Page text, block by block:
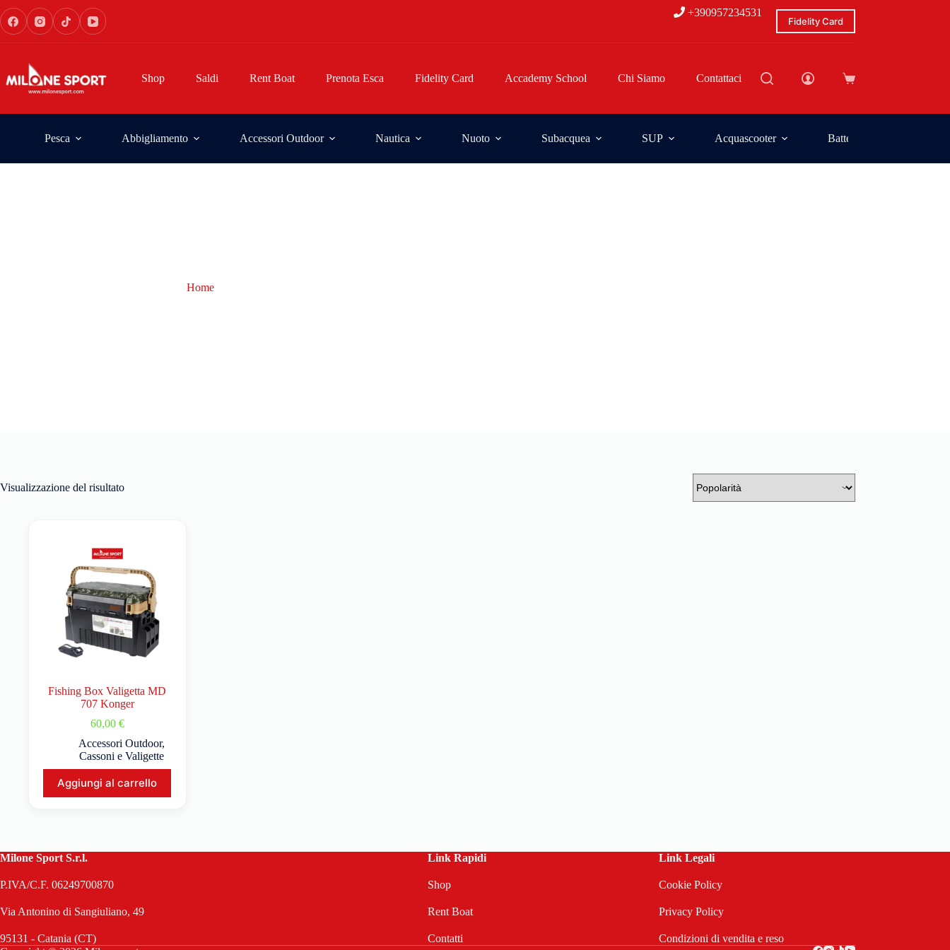
+390957234531
Fidelity Card
Shop Saldi Rent Boat Prenota Esca Fidelity Card Accademy School Chi Siamo Contattaci
Pesca Abbigliamento Accessori Outdoor Nautica Nuoto Subacquea SUP Acquascooter Batterie
Home
Visualizzazione del risultato
Fishing Box Valigetta MD
707 Konger
60,00 €
Accessori Outdoor,
Cassoni e Valigette
Aggiungi al carrello
Milone Sport S.r.l.
P.IVA/C.F. 06249700870
Via Antonino di Sangiuliano, 49
95131 - Catania (CT)
Link Rapidi
Shop
Rent Boat
Contatti
Link Legali
Cookie Policy
Privacy Policy
Condizioni di vendita e reso